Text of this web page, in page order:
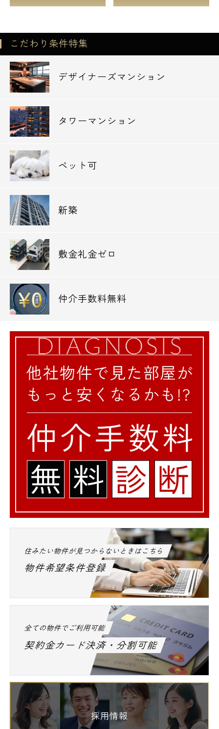
こだわり条件特集
デザイナーズマンション
タワーマンション
ペット可
新築
敷金礼金ゼロ
仲介手数料無料
住みたい物件が見つからないときはこちら
物件希望条件登録
全ての物件でご利用可能
契約金カード決済・分割可能
採用情報